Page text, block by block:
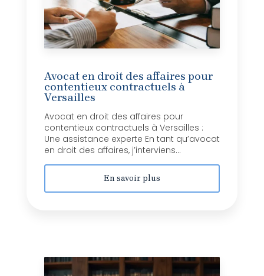
Avocat en droit des affaires pour
contentieux contractuels à
Versailles
Avocat en droit des affaires pour
contentieux contractuels à Versailles :
Une assistance experte En tant qu’avocat
en droit des affaires, j’interviens...
En savoir plus